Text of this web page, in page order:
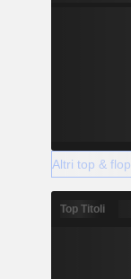
Altri top & flop
Top Titoli